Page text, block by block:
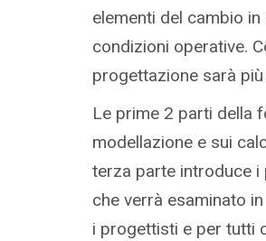
elementi del cambio
condizioni operative.
progettazione sarà
Le prime 2 parti della
modellazione e sui
terza parte introduce i
che verrà esaminato
i progettisti e per tutti